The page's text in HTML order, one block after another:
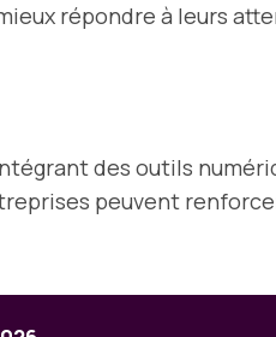
répondre à leurs
des outils
peuvent